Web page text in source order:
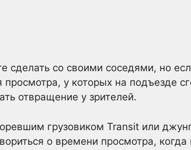
со своими соседями, но
у которых на подъезде
отвращение у зрителей.
грузовиком Transit или
о времени просмотра, когда